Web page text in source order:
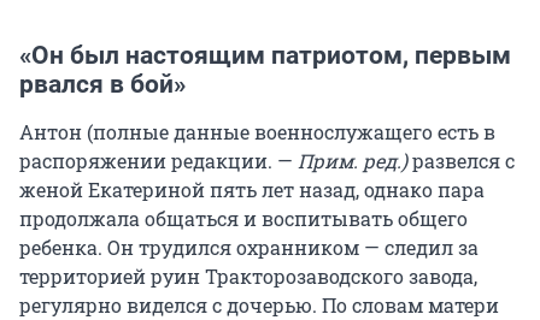
«Он был настоящим патриотом, первым
рвался в бой»
Антон (полные данные военнослужащего есть в
распоряжении редакции. — Прим. ред.)развелся с
женой Екатеринойпять лет назад, однако пара
продолжала общаться и воспитывать общего
ребенка. Он трудился охранником — следил за
территорией руин Тракторозаводского завода,
регулярно виделся с дочерью. По словам матери